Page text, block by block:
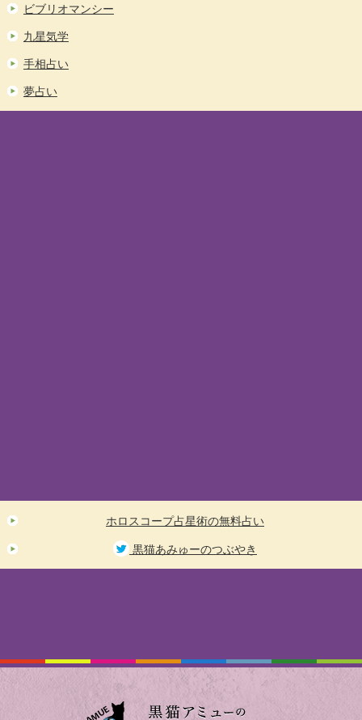
ビブリオマンシー
九星気学
手相占い
夢占い
ホロスコープ占星術の無料占い
黒猫あみゅーのつぶやき